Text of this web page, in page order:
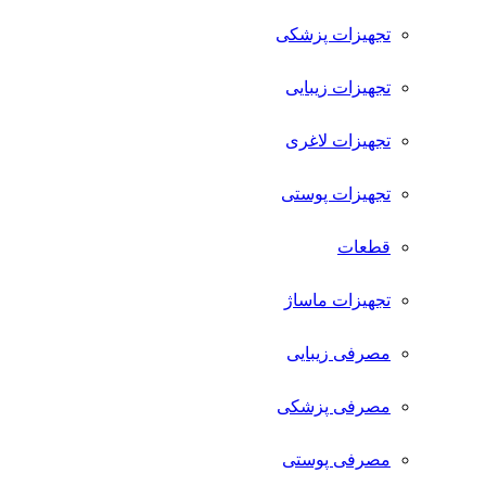
تجهیزات پزشکی
تجهیزات زیبایی
تجهیزات لاغری
تجهیزات پوستی
قطعات
تجهیزات ماساژ
مصرفی زیبایی
مصرفی پزشکی
مصرفی پوستی